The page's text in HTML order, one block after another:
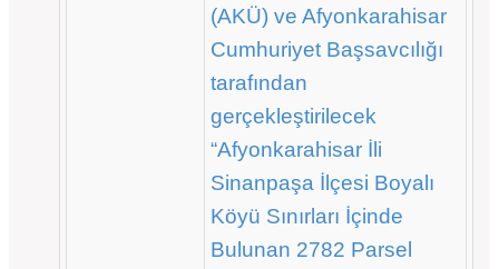
(AKÜ) ve Afyonkarahisar
Cumhuriyet Başsavcılığı
tarafından
gerçekleştirilecek
“Afyonkarahisar İli
Sinanpaşa İlçesi Boyalı
Köyü Sınırları İçinde
Bulunan 2782 Parsel